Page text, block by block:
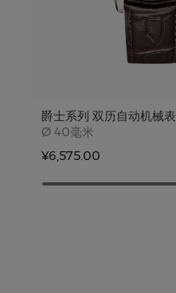
爵士系列 双历自动机械表
Ø Case size
40毫米
¥6,575.00